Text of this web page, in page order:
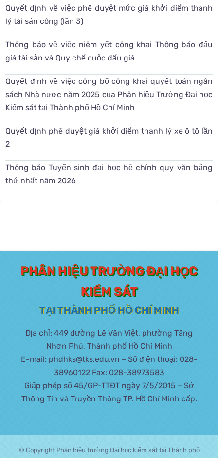
Quyết định về việc phê duyệt mức giá khởi điểm thanh
lý tài sản công (lần 3)
Thông báo về việc niêm yết công khai Thông báo đấu
giá tài sản và Quy chế cuộc đấu giá
Quyết định về việc công bố công khai quyết toán ngân
sách Nhà nước năm 2025 của Phân hiệu Trường Đại học
Kiểm sát tại Thành phố Hồ Chí Minh
Quyết định phê duyệt giá khởi điểm thanh lý xe ô tô lần
2
Thông báo Tuyển sinh đại học hệ chính quy văn bằng
thứ nhất năm 2026
PHÂN HIỆU TRƯỜNG ĐẠI HỌC
KIỂM SÁT
TẠI THÀNH PHỐ HỒ CHÍ MINH
Địa chỉ: 449 đường Lê Văn Việt, phường Tăng
Nhơn Phú, Thành phố Hồ Chí Minh
E-mail: phdhks@tks.edu.vn – Số điện thoại: 028-
38960122 Fax: 028-38973583
Giấp phép số 45/GP-TTĐT ngày 7/5/2015 – Sở
Thông Tin và Truyền Thông TP. Hồ Chí Minh cấp.
© Copyright Phân hiệu trường Đại học kiểm sát tại Thành phố